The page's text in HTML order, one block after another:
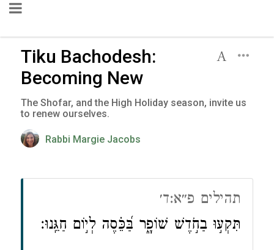
Tiku Bachodesh:
Becoming New
The Shofar, and the High Holiday season, invite us
to renew ourselves.
Rabbi Margie Jacobs
תהילים פ״א:ד׳
תִּקְע֣וּ בַחֹ֣דֶשׁ שׁוֹפָ֑ר בַּ֝כֵּ֗סֶה לְי֣וֹם חַגֵּֽנוּ׃